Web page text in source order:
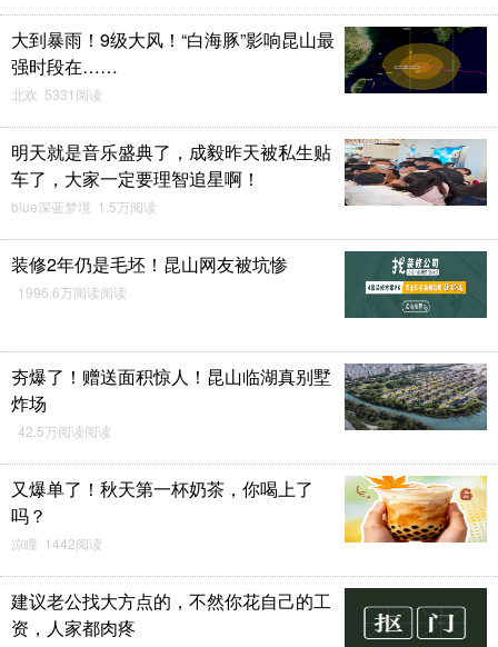
大到暴雨！9级大风！“白海豚”影响昆山最
强时段在……
北欢 5331阅读
明天就是音乐盛典了，成毅昨天被私生贴
车了，大家一定要理智追星啊！
blue深蓝梦境 1.5万阅读
装修2年仍是毛坯！昆山网友被坑惨
1996.6万阅读阅读
夯爆了！赠送面积惊人！昆山临湖真别墅
炸场
42.5万阅读阅读
又爆单了！秋天第一杯奶茶，你喝上了
吗？
凉瞳 1442阅读
建议老公找大方点的，不然你花自己的工
资，人家都肉疼